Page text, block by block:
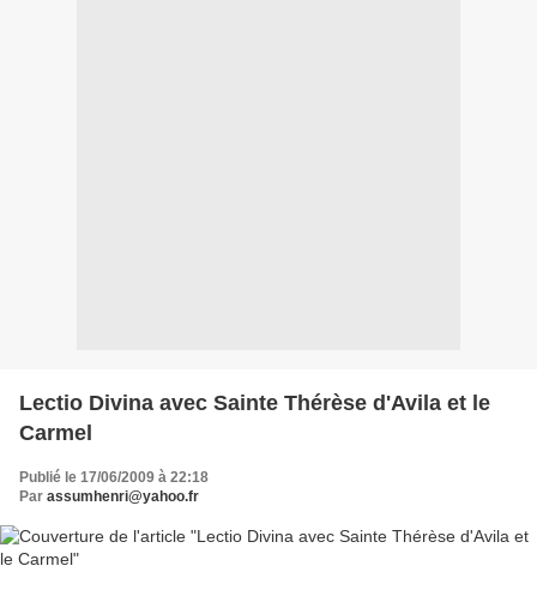
Lectio Divina avec Sainte Thérèse d'Avila et le
Carmel
Publié le 17/06/2009 à 22:18
Par assumhenri@yahoo.fr